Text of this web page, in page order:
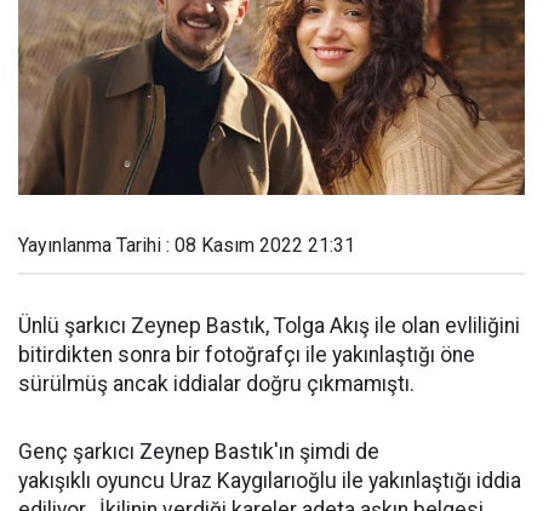
Yayınlanma Tarihi : 08 Kasım 2022 21:31
Ünlü şarkıcı Zeynep Bastık, Tolga Akış ile olan evliliğini
bitirdikten sonra bir fotoğrafçı ile yakınlaştığı öne
sürülmüş ancak iddialar doğru çıkmamıştı.
Genç şarkıcı Zeynep Bastık'ın şimdi de
yakışıklı oyuncu Uraz Kaygılarıoğlu ile yakınlaştığı iddia